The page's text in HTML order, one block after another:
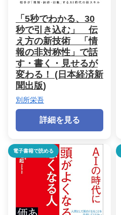
「5秒でわかる、30
秒で引き込む」 伝
え方の新技術 「情
報の非対称性」で話
す・書く・見せるが
変わる！ (日本経済新
聞出版)
別所栄吾
詳細を見る
電子書籍で読める